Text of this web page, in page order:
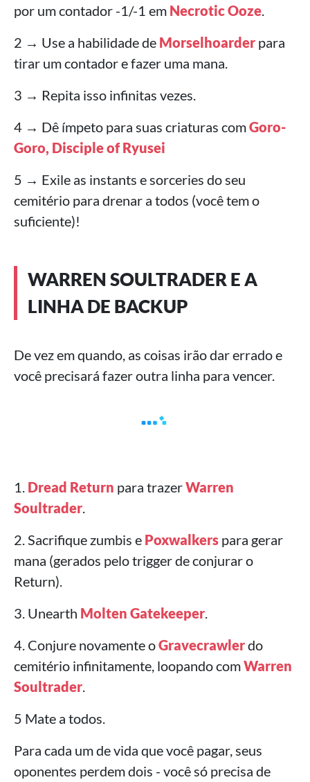
por um contador -1/-1 em Necrotic Ooze.
2 → Use a habilidade de Morselhoarder para
tirar um contador e fazer uma mana.
3 → Repita isso infinitas vezes.
4 → Dê ímpeto para suas criaturas comGoro-
Goro, Disciple of Ryusei
5 → Exile as instants e sorceries do seu
cemitério para drenar a todos (você tem o
suficiente)!
WARREN SOULTRADER E A
LINHA DE BACKUP
De vez em quando, as coisas irão dar errado e
você precisará fazer outra linha para vencer.
1. Dread Return para trazerWarren
Soultrader.
2. Sacrifique zumbis e Poxwalkers para gerar
mana (gerados pelo trigger de conjurar o
Return).
3. Unearth Molten Gatekeeper.
4. Conjure novamente oGravecrawlerdo
cemitério infinitamente, loopando comWarren
Soultrader.
5 Mate a todos.
Para cada um de vida que você pagar, seus
oponentes perdem dois - você só precisa de